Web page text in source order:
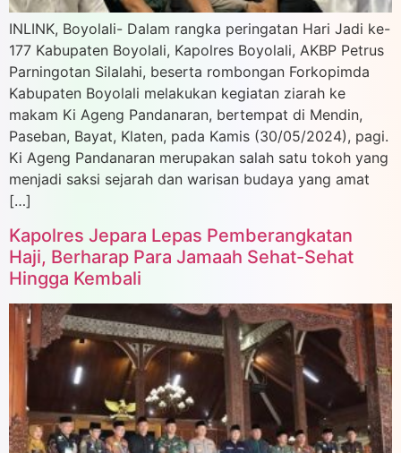
INLINK, Boyolali- Dalam rangka peringatan Hari Jadi ke-
177 Kabupaten Boyolali, Kapolres Boyolali, AKBP Petrus
Parningotan Silalahi, beserta rombongan Forkopimda
Kabupaten Boyolali melakukan kegiatan ziarah ke
makam Ki Ageng Pandanaran, bertempat di Mendin,
Paseban, Bayat, Klaten, pada Kamis (30/05/2024), pagi.
Ki Ageng Pandanaran merupakan salah satu tokoh yang
menjadi saksi sejarah dan warisan budaya yang amat
[…]
Kapolres Jepara Lepas Pemberangkatan
Haji, Berharap Para Jamaah Sehat-Sehat
Hingga Kembali